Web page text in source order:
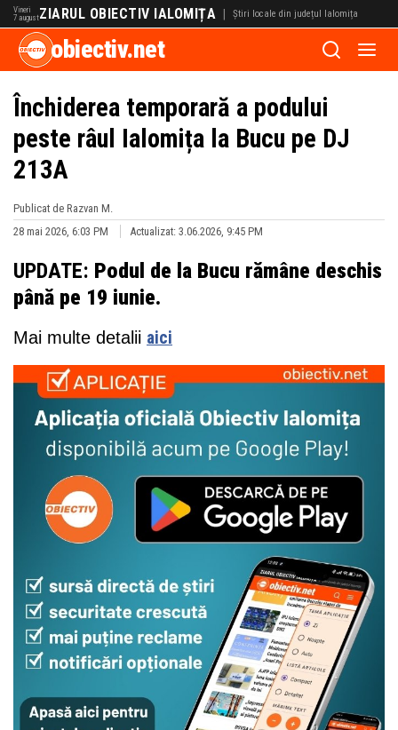
Vineri
7 augustZIARUL OBIECTIV IALOMIȚA | Știri locale din județul Ialomița
obiectiv.net
Închiderea temporară a podului
peste râul Ialomița la Bucu pe DJ
213A
Publicat de Razvan M.
28 mai 2026, 6:03 PM
Actualizat: 3.06.2026, 9:45 PM
UPDATE: Podul de la Bucu rămâne deschis
până pe 19 iunie.
Mai multe detalii aici